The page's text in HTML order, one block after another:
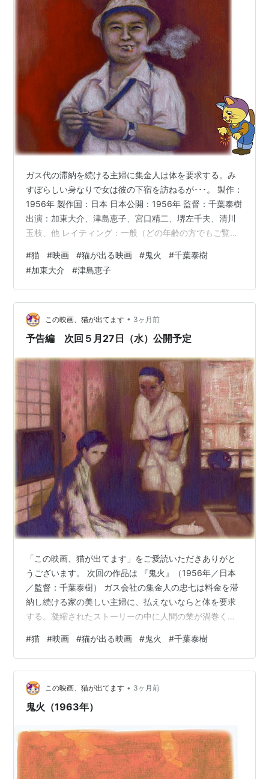
ガス代の滞納を続ける主婦に集金人は体を要求する。み
すぼらしい身なりで女は彼の下宿を訪ねるが･･･。 製作：
1956年 製作国：日本 日本公開：1956年 監督：千葉泰樹
出演：加東大介、津島恵子、宮口精二、堺左千夫、清川
玉枝、他 レイティング：一般（どの年齢の方でもご覧い
ョイ役） 集金先の猫 名前：不明 色柄：茶白（モノクロ
のため推定） ◆ダイヤモンド・シリーズ タイトルが同じ
だけれどリメイクではない映画の紹介企画、『鬼火』の
２回目は日本映画です。46分という短さで、ＤＶＤなど
も売られていないそうなので、残念ながら鑑賞する機会
が限られてい…
#猫 #映画 #猫が出る映画 #鬼火 #千葉泰樹
#加東大介 #津島恵子
この映画、猫が出てます • 3ヶ月前
予告編 次回５月27日（水）公開予定
「この映画、猫が出てます」をご愛読いただきありがと
うございます。 次回の作品は 『鬼火』（1956年／日本
／監督：千葉泰樹） ガス会社の集金人の忠七は料金を滞
納し続ける家の美しい主婦に、払えないならと体を要求
する。凝縮されたストーリーの中に人間の業が渦巻く、
記事の検索には、ブログ画面最下部、オレンジのエリア
内の「カテゴリー」「月別アーカイブ」または検索窓を
ご利用ください。
#猫 #映画 #猫が出る映画 #鬼火 #千葉泰樹
この映画、猫が出てます • 3ヶ月前
鬼火（1963年）